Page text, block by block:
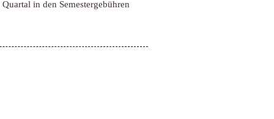
in den Semestergebühren